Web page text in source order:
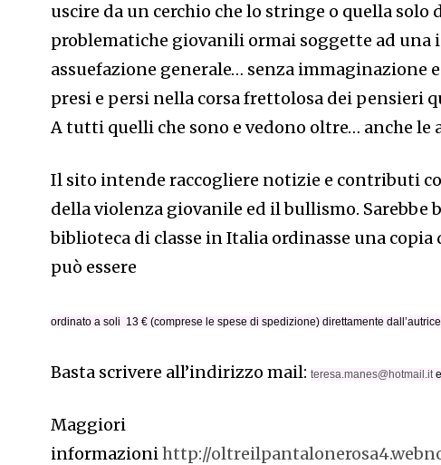
uscire da un cerchio che lo stringe o quella solo
problematiche giovanili ormai soggette ad una
assuefazione generale… senza immaginazione
presi e persi nella corsa frettolosa dei pensieri
A tutti quelli che sono e vedono oltre… anche le
Il sito intende raccogliere notizie e contributi
della violenza giovanile ed il bullismo. Sarebbe
biblioteca di classe in Italia ordinasse una copia
può essere
ordinato a soli 13 € (comprese le spese di spedizione) direttamente
Basta scrivere all’indirizzo mail:teresa.manes@hotmail.it
Maggiori
informazionihttp://